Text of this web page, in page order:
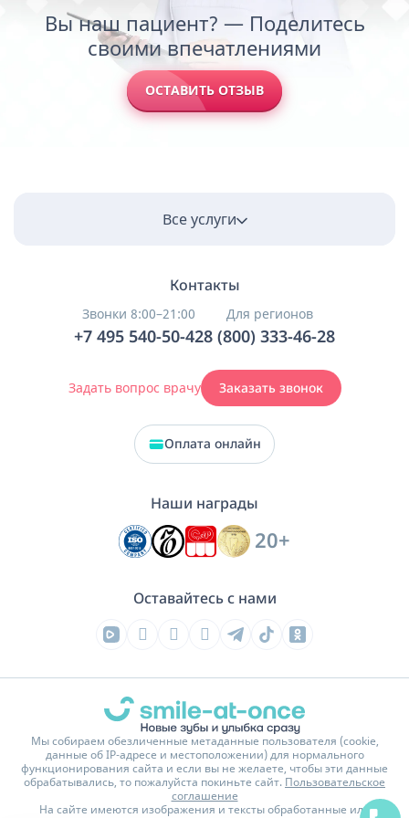
Вы наш пациент? — Поделитесь
своими впечатлениями
ОСТАВИТЬ ОТЗЫВ
Все услуги
Контакты
Звонки 8:00–21:00
+7 495 540-50-42
Для регионов
8 (800) 333-46-28
Задать вопрос врачу Заказать звонок
Оплата онлайн
Наши награды
20+
Оставайтесь с нами
Мы собираем обезличенные метаданные пользователя (cookie,
данные об IP-адресе и местоположении) для нормального
функционирования сайта и если вы не желаете, чтобы эти данные
обрабатывались, то пожалуйста покиньте сайт. Пользовательское
соглашение
На сайте имеются изображения и тексты обработанные или